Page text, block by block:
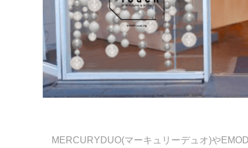
MERCURYDUO(マーキュリーデュオ)や